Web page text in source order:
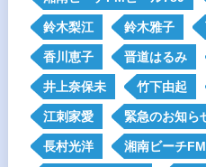
鈴木梨江 鈴木雅子
香川恵子 晋道はるみ
井上奈保未 竹下由起
江刺家愛 緊急のお知ら
長村光洋 湘南ビーチ